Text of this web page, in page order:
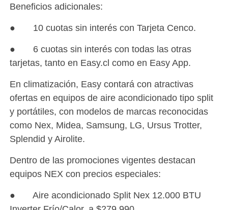
Beneficios adicionales:
● 10 cuotas sin interés con Tarjeta Cenco.
● 6 cuotas sin interés con todas las otras
tarjetas, tanto en Easy.cl como en Easy App.
En climatización, Easy contará con atractivas
ofertas en equipos de aire acondicionado tipo split
y portátiles, con modelos de marcas reconocidas
como Nex, Midea, Samsung, LG, Ursus Trotter,
Splendid y Airolite.
Dentro de las promociones vigentes destacan
equipos NEX con precios especiales:
● Aire acondicionado Split Nex 12.000 BTU